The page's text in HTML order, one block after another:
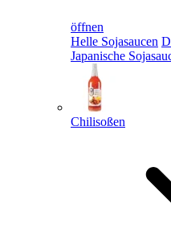
öffnen
Helle Sojasaucen
Japanische
Chilisoßen